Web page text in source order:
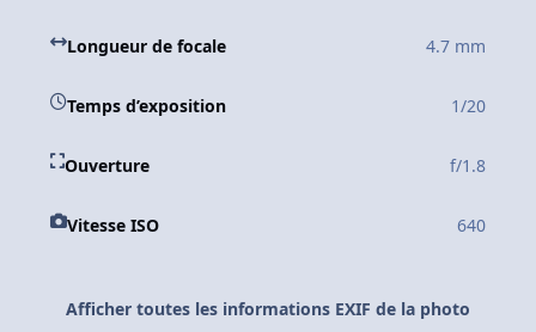
Longueur de focale 4.7 mm
Temps d’exposition 1/20
Ouverture f/1.8
Vitesse ISO 640
Afficher toutes les informations EXIF de la photo